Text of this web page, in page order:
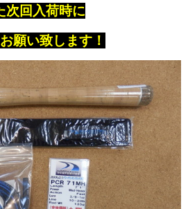
次回入荷時に
願い致します！